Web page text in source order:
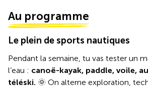
Au programme
Le plein de sports nautiques
Pendant la semaine, tu vas tester un
l’eau : canoë-kayak, paddle, voile,
téléski. 🌞 On alterne exploration,